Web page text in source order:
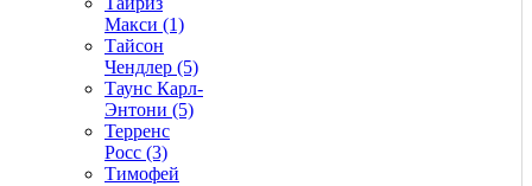
Макси (1)
Тайсон
Чендлер (5)
Таунс Карл-
Энтони (5)
Терренс
Росс (3)
Тимофей